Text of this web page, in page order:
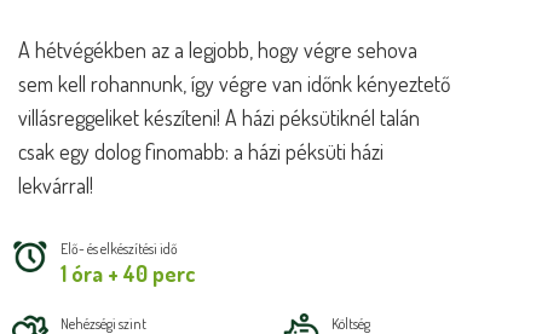
A hétvégékben az a legjobb, hogy végre sehova
sem kell rohannunk, így végre van időnk kényeztető
villásreggeliket készíteni! A házi péksütiknél talán
csak egy dolog finomabb: a házi péksüti házi
lekvárral!
Elő- és elkészítési idő
1 óra + 40 perc
Nehézségi szint Költség